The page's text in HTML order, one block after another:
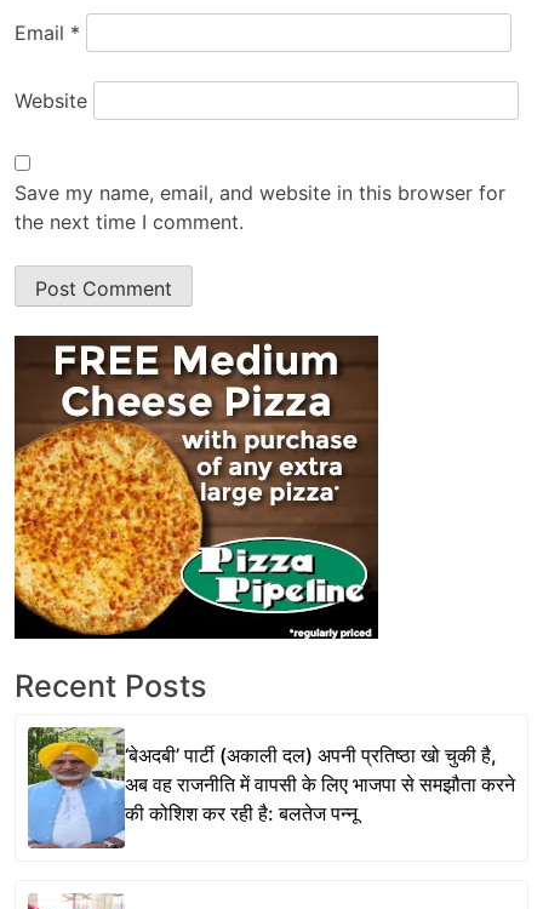
Email *
Website
Save my name, email, and website in this browser for
the next time I comment.
Recent Posts
‘बेअदबी’ पार्टी (अकाली दल) अपनी प्रतिष्ठा खो चुकी है,
अब वह राजनीति में वापसी के लिए भाजपा से समझौता करने
की कोशिश कर रही है: बलतेज पन्नू